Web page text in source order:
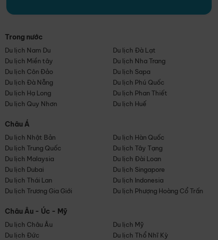
Trong nước
Du lịch Nam Du
Du lịch Đà Lạt
Du lịch Miền tây
Du lịch Nha Trang
Du lịch Côn Đảo
Du lịch Sapa
Du lịch Đà Nẵng
Du lịch Phú Quốc
Du lịch Hạ Long
Du lịch Phan Thiết
Du lịch Quy Nhơn
Du lịch Huế
Châu Á
Du lịch Nhật Bản
Du lịch Hàn Quốc
Du lịch Trung Quốc
Du lịch Tây Tạng
Du lịch Malaysia
Du lịch Đài Loan
Du lịch Dubai
Du lịch Singapore
Du lịch Thái Lan
Du lịch Indonesia
Du lịch Trương Gia Giới
Du lịch Phượng Hoàng Cổ Trấn
Châu Âu - Úc - Mỹ
Du lịch Châu Âu
Du lịch Mỹ
Du lịch Đức
Du lịch Thổ Nhĩ Kỳ